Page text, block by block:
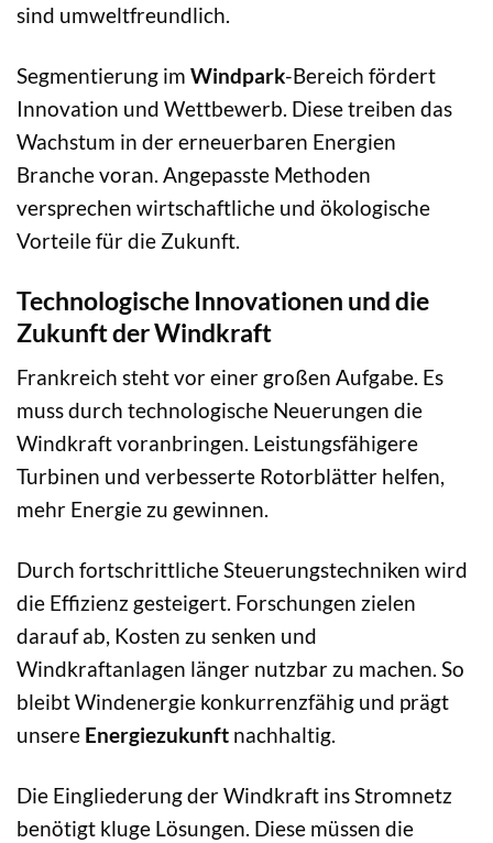
sind umweltfreundlich.
Segmentierung im Windpark-Bereich fördert
Innovation und Wettbewerb. Diese treiben das
Wachstum in der erneuerbaren Energien
Branche voran. Angepasste Methoden
versprechen wirtschaftliche und ökologische
Vorteile für die Zukunft.
Technologische Innovationen und die
Zukunft der Windkraft
Frankreich steht vor einer großen Aufgabe. Es
muss durch technologische Neuerungen die
Windkraft voranbringen. Leistungsfähigere
Turbinen und verbesserte Rotorblätter helfen,
mehr Energie zu gewinnen.
Durch fortschrittliche Steuerungstechniken wird
die Effizienz gesteigert. Forschungen zielen
darauf ab, Kosten zu senken und
Windkraftanlagen länger nutzbar zu machen. So
bleibt Windenergie konkurrenzfähig und prägt
unsere Energiezukunft nachhaltig.
Die Eingliederung der Windkraft ins Stromnetz
benötigt kluge Lösungen. Diese müssen die